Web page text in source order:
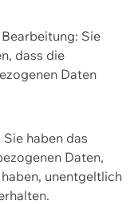
Sie
dass die
Daten
haben das
Daten,
unentgeltlich